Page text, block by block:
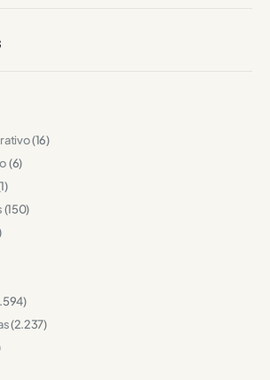
(16)
(6)
(150)
(2.237)